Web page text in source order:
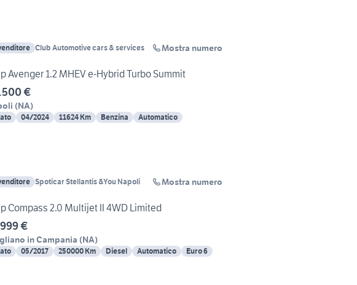
Club Automotive cars & services Mostra numero
Avenger 1.2 MHEV e-Hybrid Turbo Summit
€
(NA)
04/2024 11624 Km Benzina Automatico
Spoticar Stellantis &You Napoli Mostra numero
Compass 2.0 Multijet II 4WD Limited
€
in Campania (NA)
05/2017 250000 Km Diesel Automatico Euro 6